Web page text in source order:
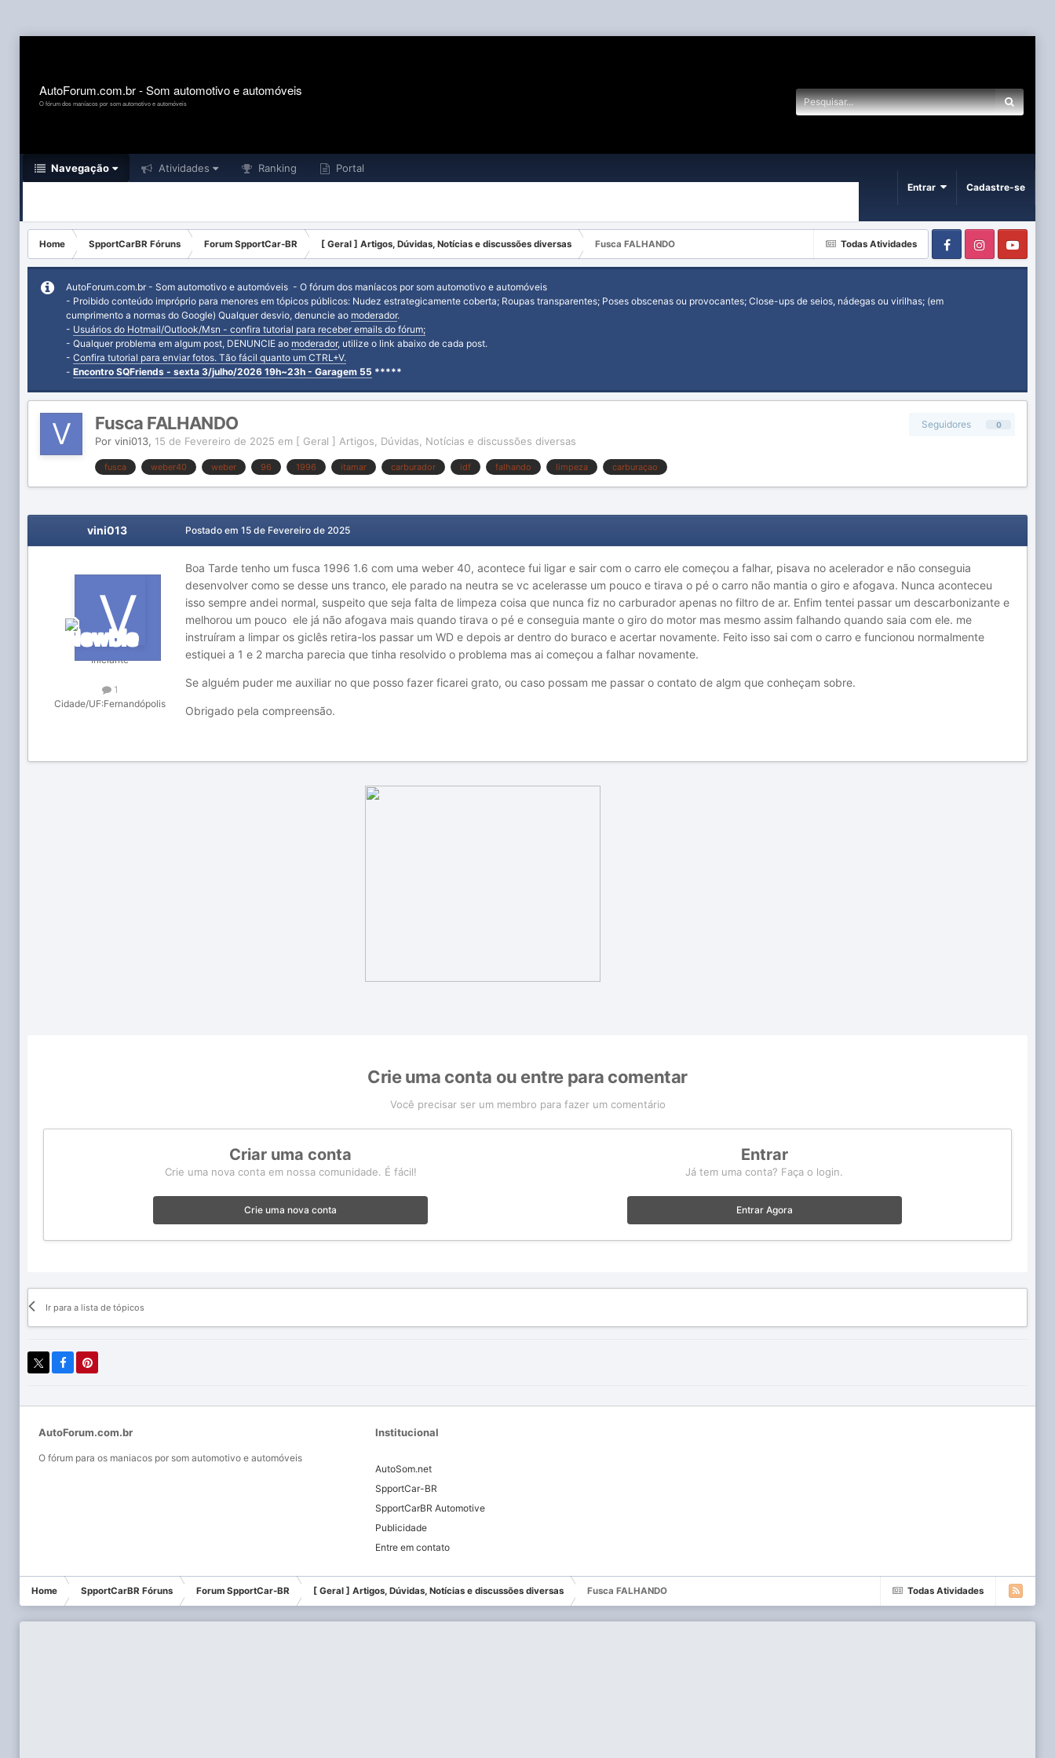
AutoForum.com.br - Som automotivo e automóveis
O fórum dos maníacos por som automotivo e automóveis
Navegação Atividades Ranking Portal
Entrar Cadastre-se
Todas Atividades
Home SpportCarBR Fóruns Forum SpportCar-BR [ Geral ] Artigos, Dúvidas, Notícias e discussões diversas Fusca FALHANDO FacebookInstagram
AutoForum.com.br - Som automotivo e automóveis - O fórum dos maníacos por som automotivo e automóveis
- Proibido conteúdo impróprio para menores em tópicos públicos: Nudez estrategicamente coberta; Roupas transparentes; Poses obscenas ou provocantes; Close-ups de seios, nádegas ou virilhas; (em
cumprimento a normas do Google) Qualquer desvio, denuncie ao moderador.
- Usuários do Hotmail/Outlook/Msn - confira tutorial para receber emails do fórum;
- Qualquer problema em algum post, DENUNCIE ao moderador, utilize o link abaixo de cada post.
- Confira tutorial para enviar fotos. Tão fácil quanto um CTRL+V.
- Encontro SQFriends - sexta 3/julho/2026 19h~23h - Garagem 55 *****
Seguidores 0
Fusca FALHANDO
Por vini013, 15 de Fevereiro de 2025 em [ Geral ] Artigos, Dúvidas, Notícias e discussões diversas
fusca weber40 weber 96 1996 itamar carburador idf falhando limpeza carburaçao
vini013
Iniciante
1
Cidade/UF:Fernandópolis
Postado em 15 de Fevereiro de 2025
Boa Tarde tenho um fusca 1996 1.6 com uma weber 40, acontece fui ligar e sair com o carro ele começou a falhar, pisava no acelerador e não conseguia
desenvolver como se desse uns tranco, ele parado na neutra se vc acelerasse um pouco e tirava o pé o carro não mantia o giro e afogava. Nunca aconteceu
isso sempre andei normal, suspeito que seja falta de limpeza coisa que nunca fiz no carburador apenas no filtro de ar. Enfim tentei passar um descarbonizante e
melhorou um pouco ele já não afogava mais quando tirava o pé e conseguia mante o giro do motor mas mesmo assim falhando quando saia com ele. me
instruíram a limpar os giclês retira-los passar um WD e depois ar dentro do buraco e acertar novamente. Feito isso sai com o carro e funcionou normalmente
estiquei a 1 e 2 marcha parecia que tinha resolvido o problema mas ai começou a falhar novamente.
Se alguém puder me auxiliar no que posso fazer ficarei grato, ou caso possam me passar o contato de algm que conheçam sobre.
Obrigado pela compreensão.
Crie uma conta ou entre para comentar
Você precisar ser um membro para fazer um comentário
Criar uma conta
Crie uma nova conta em nossa comunidade. É fácil!
Crie uma nova conta
Entrar
Já tem uma conta? Faça o login.
Entrar Agora
Ir para a lista de tópicos
AutoForum.com.br
O fórum para os maniacos por som automotivo e automóveis
Institucional
AutoSom.net
SpportCar-BR
SpportCarBR Automotive
Publicidade
Entre em contato
Todas Atividades
Home SpportCarBR Fóruns Forum SpportCar-BR [ Geral ] Artigos, Dúvidas, Notícias e discussões diversas Fusca FALHANDO